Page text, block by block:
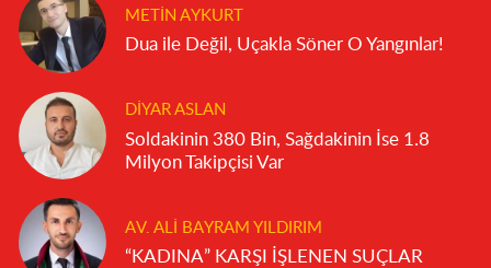
METIN AYKURT
Dua ile Değil, Uçakla Söner O Yangınlar!
DIYAR ASLAN
Soldakinin 380 Bin, Sağdakinin İse 1.8
Milyon Takipçisi Var
AV. ALI BAYRAM YILDIRIM
“KADINA” KARŞI İŞLENEN SUÇLAR